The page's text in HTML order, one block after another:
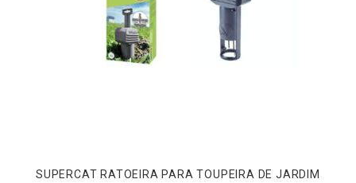
SUPERCAT RATOEIRA PARA TOUPEIRA DE JARDIM